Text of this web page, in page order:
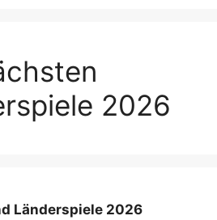
2026
Länderspiele 2026